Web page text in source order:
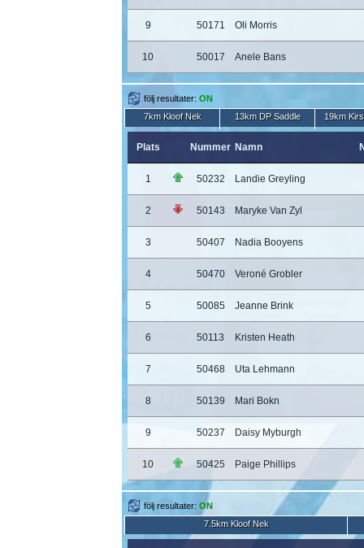
9 50171 Oli Morris
10 50017 Anele Bans
följ resultater: ON
7km Kloof Nek
13km DP Saddle 19km
Plats Nummer Namn
1 50232 Landie Greyling
2 50143 Maryke Van Zyl
3 50407 Nadia Booyens
4 50470 Veroné Grobler
5 50085 Jeanne Brink
6 50113 Kristen Heath
7 50468 Uta Lehmann
8 50139 Mari Bokn
9 50237 Daisy Myburgh
10 50425 Paige Phillips
följ resultater: ON
7.5km Kloof Nek